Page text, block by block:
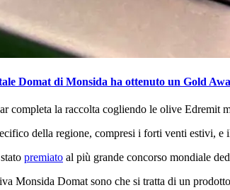
Domat di Monsida ha ottenuto un Gold
completa la raccolta cogliendo le olive Edremit
della regione, compresi i forti venti estivi,
premiato al più grande concorso mondiale
Monsida Domat sono che si tratta di un